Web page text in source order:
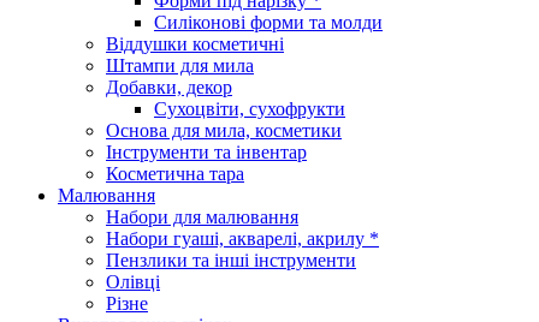
Силіконові форми та молди
Віддушки косметичні
Штампи для мила
Добавки, декор
Сухоцвіти, сухофрукти
Основа для мила, косметики
Інструменти та інвентар
Косметична тара
Малювання
Набори для малювання
Набори гуаші, акварелі, акрилу *
Пензлики та інші інструменти
Олівці
Різне